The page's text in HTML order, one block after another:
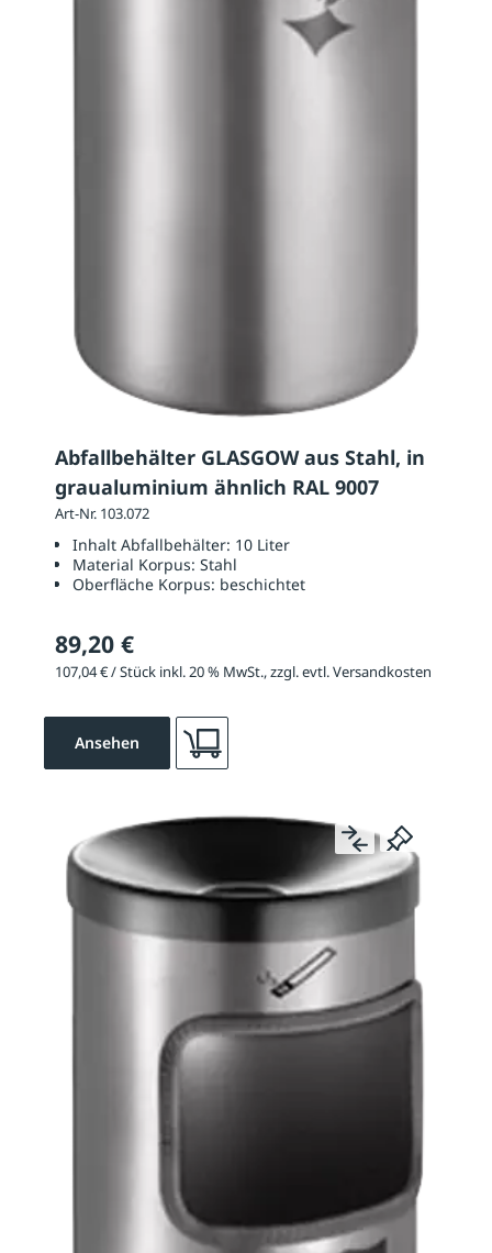
Abfallbehälter GLASGOW aus Stahl, in
graualuminium ähnlich RAL 9007
Art-Nr. 103.072
Inhalt Abfallbehälter: 10 Liter
Material Korpus: Stahl
Oberfläche Korpus: beschichtet
89,20 €
107,04 € / Stück inkl. 20 % MwSt., zzgl. evtl. Versandkosten
Ansehen